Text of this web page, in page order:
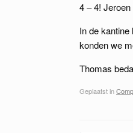
4 – 4!
In de
konden we
Thomas
Geplaatst in